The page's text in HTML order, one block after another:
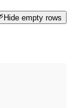
Hide empty rows